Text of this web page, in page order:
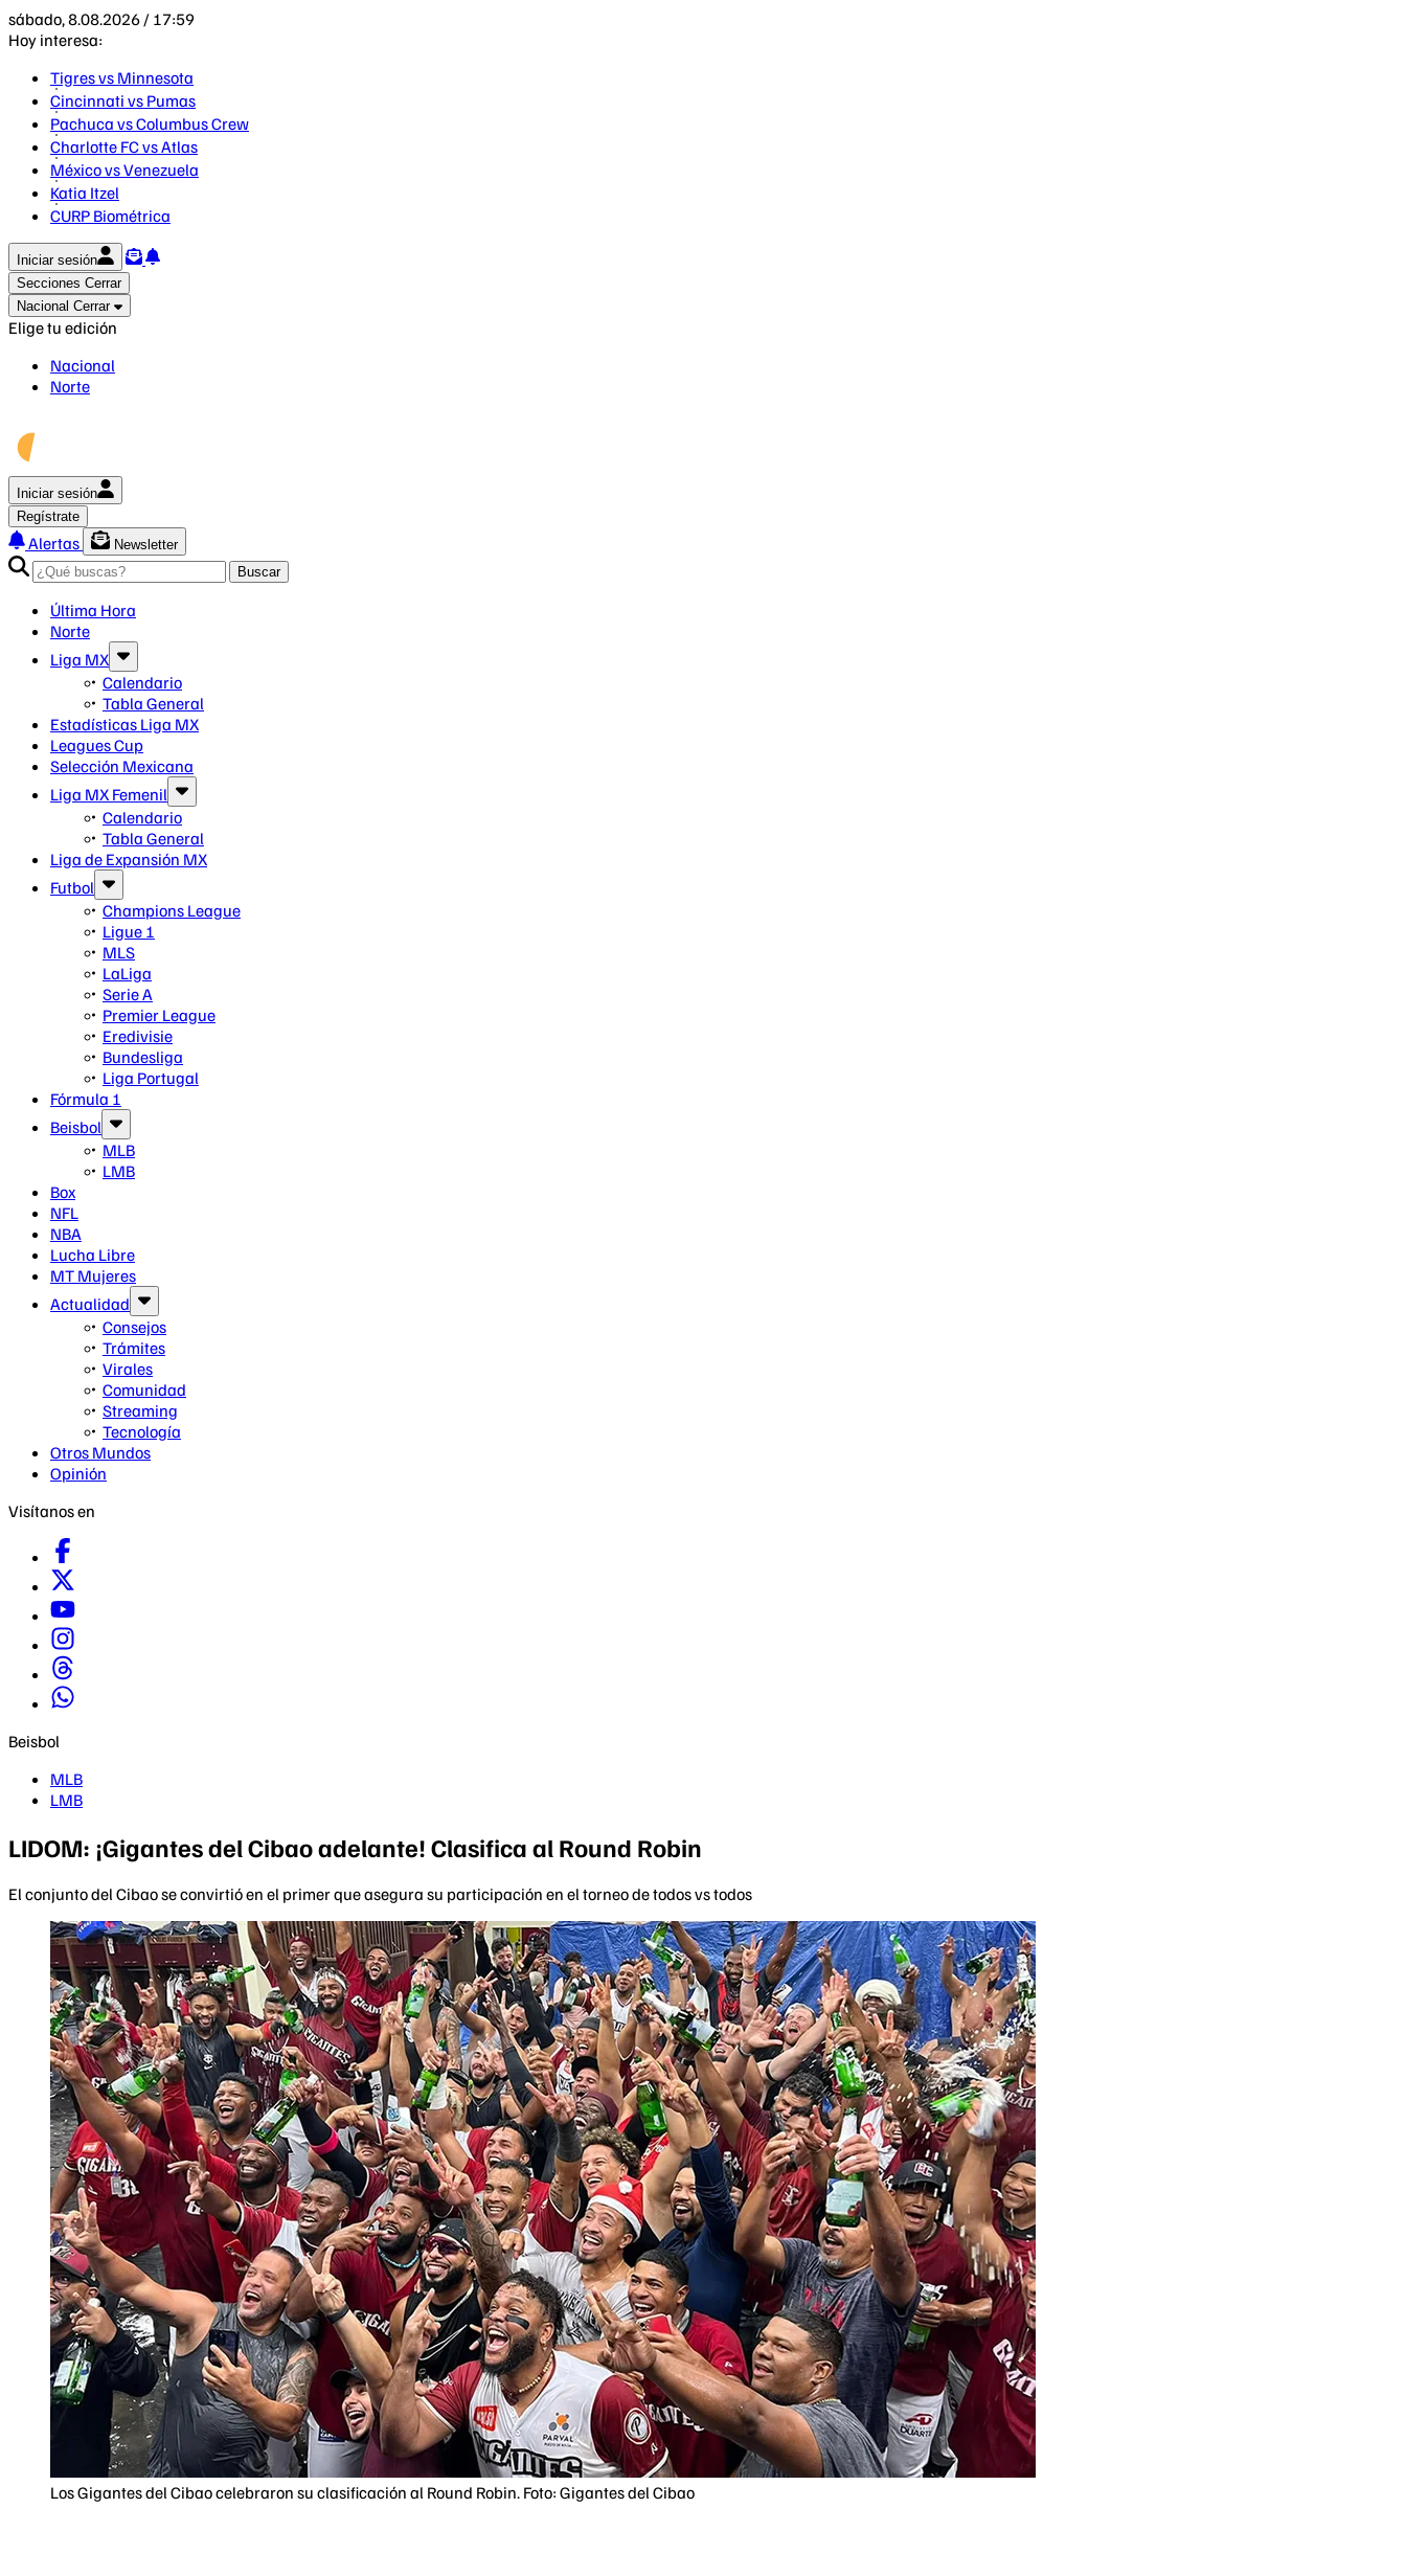
sábado, 8.08.2026 / 17:59
Hoy interesa:
Tigres vs Minnesota
Cincinnati vs Pumas
Pachuca vs Columbus Crew
Charlotte FC vs Atlas
México vs Venezuela
Katia Itzel
CURP Biométrica
Iniciar sesión
Secciones Cerrar
Nacional Cerrar
Elige tu edición
Nacional
Norte
Iniciar sesión
Regístrate
Alertas
Newsletter
Buscar
Última Hora
Norte
Liga MX
Calendario
Tabla General
Estadísticas Liga MX
Leagues Cup
Selección Mexicana
Liga MX Femenil
Calendario
Tabla General
Liga de Expansión MX
Futbol
Champions League
Ligue 1
MLS
LaLiga
Serie A
Premier League
Eredivisie
Bundesliga
Liga Portugal
Fórmula 1
Beisbol
MLB
LMB
Box
NFL
NBA
Lucha Libre
MT Mujeres
Actualidad
Consejos
Trámites
Virales
Comunidad
Streaming
Tecnología
Otros Mundos
Opinión
Visítanos en
Beisbol
MLB
LMB
LIDOM: ¡Gigantes del Cibao adelante! Clasifica al Round Robin
El conjunto del Cibao se convirtió en el primer que asegura su participación en el torneo de todos vs todos
Los Gigantes del Cibao celebraron su clasificación al Round Robin. Foto: Gigantes del Cibao